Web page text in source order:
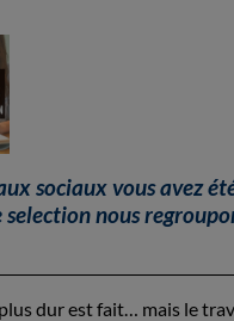
sociaux vous avez
nous
dur est fait… mais le